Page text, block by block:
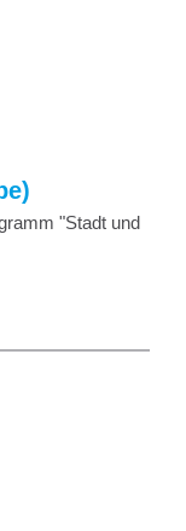
"Stadt und